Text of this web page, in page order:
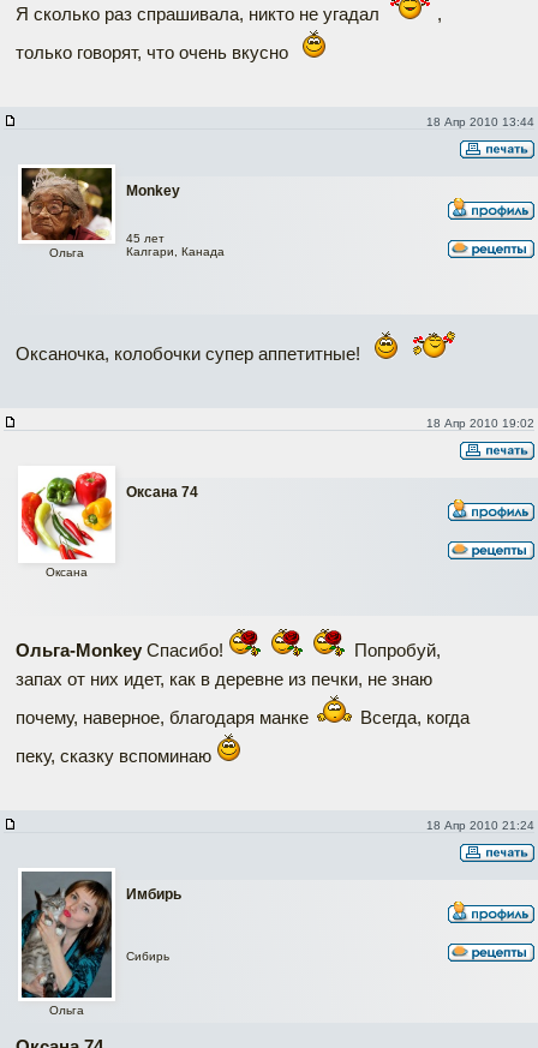
Я сколько раз спрашивала, никто не угадал
,
только говорят, что очень вкусно
18 Апр 2010 13:44
Monkey
Ольга
45 лет
Калгари, Канада
Оксаночка, колобочки супер аппетитные!
18 Апр 2010 19:02
Оксана 74
Оксана
Ольга-Monkey Спасибо!
Попробуй,
запах от них идет, как в деревне из печки, не знаю
почему, наверное, благодаря манке
Всегда, когда
пеку, сказку вспоминаю
18 Апр 2010 21:24
Имбирь
Ольга
Сибирь